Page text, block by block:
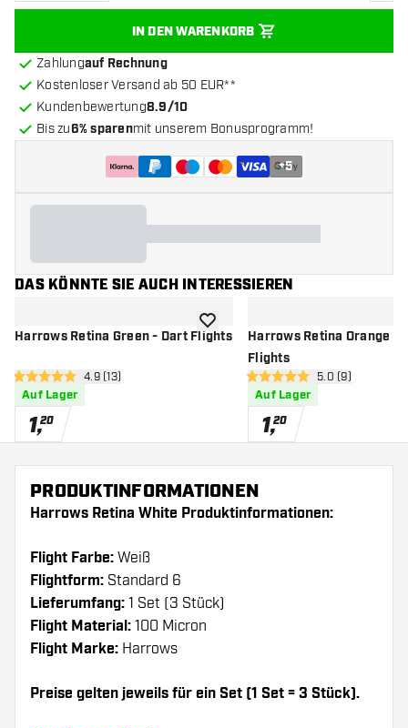
IN DEN WARENKORB
Zahlungauf Rechnung
Kostenloser Versand ab 50 EUR**
Kundenbewertung8.9/10
Bis zu6% sparenmit unserem Bonusprogramm!
+5
DAS KÖNNTE SIE AUCH INTERESSIEREN
Harrows Retina Green - Dart Flights
Bewertungsbereich öffnen
4.9 Bewertungssterne
4.9 (13)
Auf Lager
1,20
Zur Wunschliste hinzufügen
Harrows Retina Orange -
Flights
5 Bewertungssterne
5.0 (9)
Auf Lager
1,20
PRODUKTINFORMATIONEN
Harrows Retina White Produktinformationen:
Flight Farbe: Weiß
Flightform: Standard 6
Lieferumfang: 1 Set (3 Stück)
Flight Material: 100 Micron
Flight Marke: Harrows
Preise gelten jeweils für ein Set (1 Set = 3 Stück).